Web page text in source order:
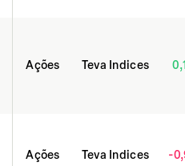
Ações Teva Indices
Ações Teva Indices -